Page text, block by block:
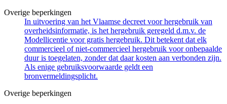
Overige beperkingen
In uitvoering van het Vlaamse decreet voor hergebruik van
overheidsinformatie, is het hergebruik geregeld d.m.v. de
Modellicentie voor gratis hergebruik. Dit betekent dat elk
commercieel of niet-commercieel hergebruik voor onbepaalde
duur is toegelaten, zonder dat daar kosten aan verbonden zijn.
Als enige gebruiksvoorwaarde geldt een
bronvermeldingsplicht.
Overige beperkingen